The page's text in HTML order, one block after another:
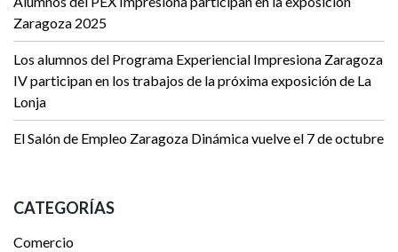
Zaragoza 2025
Los alumnos del Programa Experiencial Impresiona Zaragoza
IV participan en los trabajos de la próxima exposición de La
Lonja
El Salón de Empleo Zaragoza Dinámica vuelve el 7 de octubre
CATEGORÍAS
Comercio